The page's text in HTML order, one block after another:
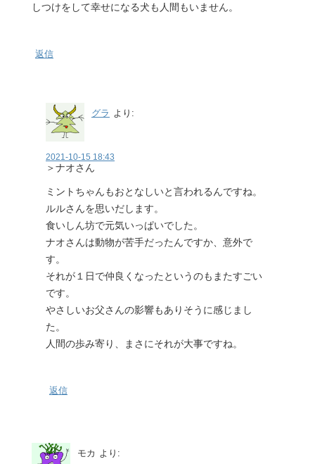
しつけをして幸せになる犬も人間もいません。
返信
グラ より:
2021-10-15 18:43
＞ナオさん
ミントちゃんもおとなしいと言われるんですね。
ルルさんを思いだします。
食いしん坊で元気いっぱいでした。
ナオさんは動物が苦手だったんですか、意外で
す。
それが１日で仲良くなったというのもまたすごい
です。
やさしいお父さんの影響もありそうに感じまし
た。
人間の歩み寄り、まさにそれが大事ですね。
返信
モカ より: